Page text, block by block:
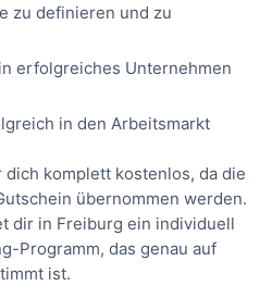
zu definieren und zu
erfolgreiches Unternehmen
in den Arbeitsmarkt
dich komplett kostenlos, da die
übernommen werden.
dir in Freiburg ein individuell
Programm, das genau auf
ist.